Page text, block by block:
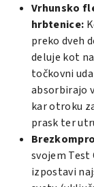
Vrhunsko
hrbtenice:
preko dveh
deluje kot
točkovni
absorbirajo
kar otroku
prask ter
svojem Test
izpostavi